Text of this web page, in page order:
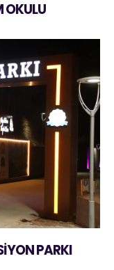
OKULU
PARKI